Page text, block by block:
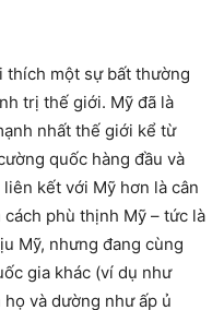
thích một sự bất thường
trị thế giới. Mỹ đã là
nhất thế giới kể từ
quốc hàng đầu và
kết với Mỹ hơn là cân
phù thịnh Mỹ – tức là
Mỹ, nhưng đang cùng
gia khác (ví dụ như
và dường như ấp ủ